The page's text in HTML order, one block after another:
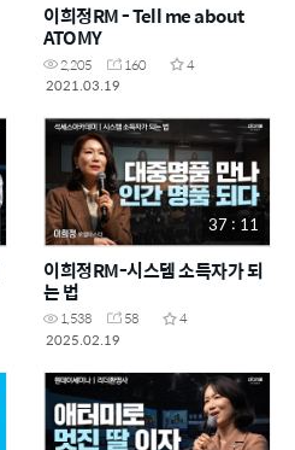
이희정RM - Tell me about
ATOMY
2,205 160
4
2021.03.19
37 : 11
이희정RM-시스템 소득자가 되
는 법
1,538 58
4
2025.02.19